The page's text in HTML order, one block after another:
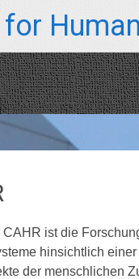
CAHR ist die
hinsichtlich
der menschlichen